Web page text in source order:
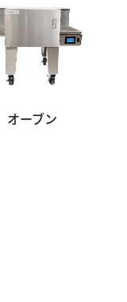
オーブン